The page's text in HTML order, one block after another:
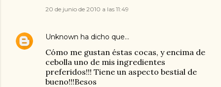
20 de junio de 2010 a las 11:49
Unknown ha dicho que…
Cómo me gustan éstas cocas, y encima de
cebolla uno de mis ingredientes
preferidos!!! Tiene un aspecto bestial de
bueno!!!Besos